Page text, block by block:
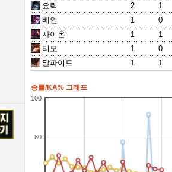
요릭
2
1
베인
1
0
사이온
1
1
티모
1
0
말파이트
1 1
승률/KA% 그래프
80
100